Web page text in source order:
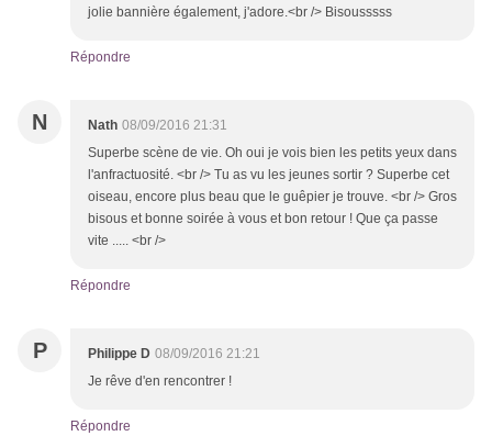
jolie bannière également, j'adore.<br /> Bisousssss
Répondre
N Nath 08/09/2016 21:31
Superbe scène de vie. Oh oui je vois bien les petits yeux dans
l'anfractuosité. <br /> Tu as vu les jeunes sortir ? Superbe cet
oiseau, encore plus beau que le guêpier je trouve. <br /> Gros
bisous et bonne soirée à vous et bon retour ! Que ça passe
vite ..... <br />
Répondre
P Philippe D 08/09/2016 21:21
Je rêve d'en rencontrer !
Répondre